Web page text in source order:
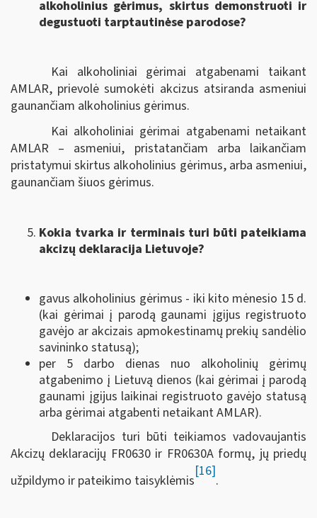
alkoholinius gėrimus, skirtus demonstruoti ir
degustuoti tarptautinėse parodose?
Kai alkoholiniai gėrimai atgabenami taikant
AMLAR, prievolė sumokėti akcizus atsiranda asmeniui
gaunančiam alkoholinius gėrimus.
Kai alkoholiniai gėrimai atgabenami netaikant
AMLAR – asmeniui, pristatančiam arba laikančiam
pristatymui skirtus alkoholinius gėrimus, arba asmeniui,
gaunančiam šiuos gėrimus.
Kokia tvarka ir terminais turi būti pateikiama
akcizų deklaracija Lietuvoje?
gavus alkoholinius gėrimus - iki kito mėnesio 15 d.
(kai gėrimai į parodą gaunami įgijus registruoto
gavėjo ar akcizais apmokestinamų prekių sandėlio
savininko statusą);
per 5 darbo dienas nuo alkoholinių gėrimų
atgabenimo į Lietuvą dienos (kai gėrimai į parodą
gaunami įgijus laikinai registruoto gavėjo statusą
arba gėrimai atgabenti netaikant AMLAR).
Deklaracijos turi būti teikiamos vadovaujantis
Akcizų deklaracijų FR0630 ir FR0630A formų, jų priedų
užpildymo ir pateikimo taisyklėmis
[16]
.